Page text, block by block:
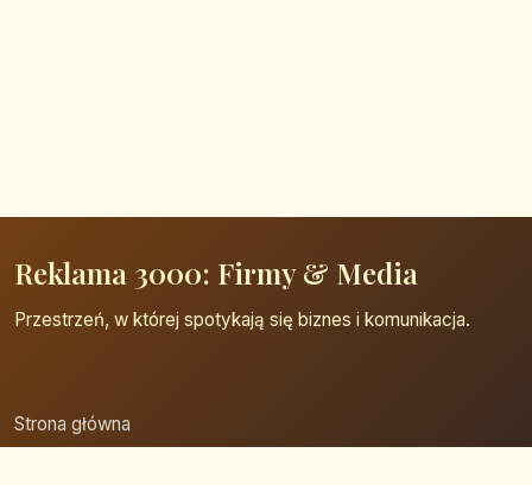
Reklama 3000: Firmy & Media
Przestrzeń, w której spotykają się biznes i komunikacja.
Strona główna